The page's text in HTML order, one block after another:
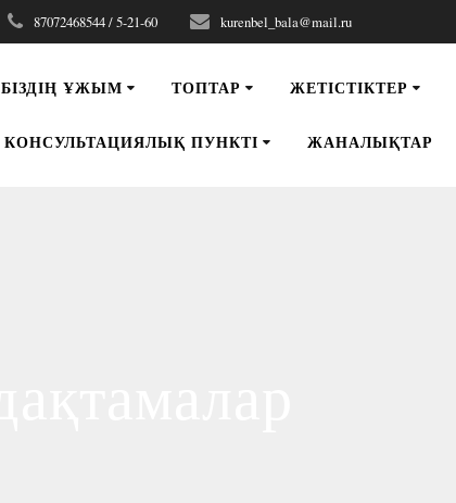
87072468544 / 5-21-60 kurenbel_bala@mail.ru
БІЗДІҢ ҰЖЫМ ТОПТАР ЖЕТІСТІКТЕР
КОНСУЛЬТАЦИЯЛЫҚ ПУНКТІ ЖАНАЛЫҚТАР